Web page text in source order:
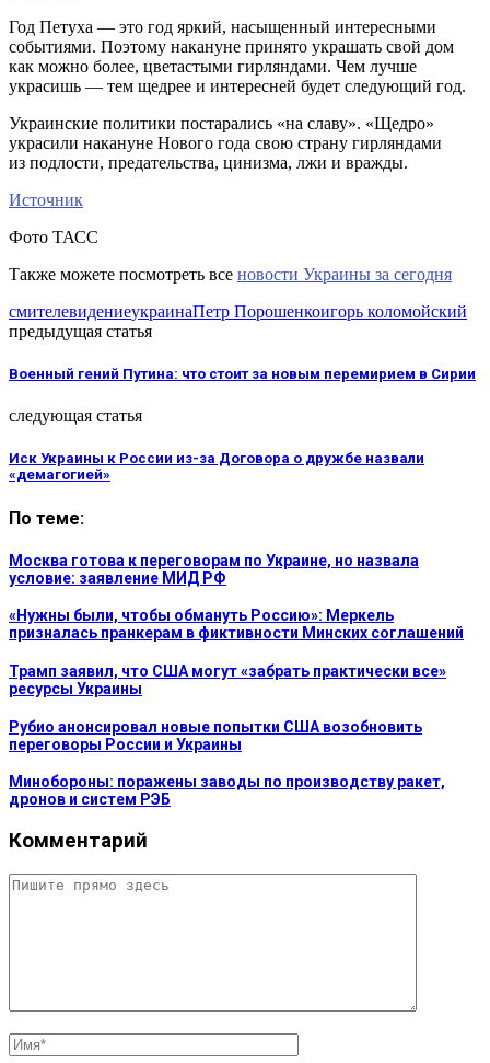
Год Петуха — это год яркий, насыщенный интересными
событиями. Поэтому накануне принято украшать свой дом
как можно более, цветастыми гирляндами. Чем лучше
украсишь — тем щедрее и интересней будет следующий год.
Украинские политики постарались «на славу». «Щедро»
украсили накануне Нового года свою страну гирляндами
из подлости, предательства, цинизма, лжи и вражды.
Источник
Фото ТАСС
Также можете посмотреть все новости Украины за сегодня
смителевидениеукраинаПетр Порошенкоигорь коломойский
предыдущая статья
Военный гений Путина: что стоит за новым перемирием в Сирии
следующая статья
Иск Украины к России из-за Договора о дружбе назвали
«демагогией»
По теме:
Москва готова к переговорам по Украине, но назвала
условие: заявление МИД РФ
«Нужны были, чтобы обмануть Россию»: Меркель
призналась пранкерам в фиктивности Минских соглашений
Трамп заявил, что США могут «забрать практически все»
ресурсы Украины
Рубио анонсировал новые попытки США возобновить
переговоры России и Украины
Минобороны: поражены заводы по производству ракет,
дронов и систем РЭБ
Комментарий